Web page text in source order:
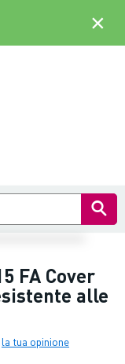
FA Cover
alle
la tua opinione
×